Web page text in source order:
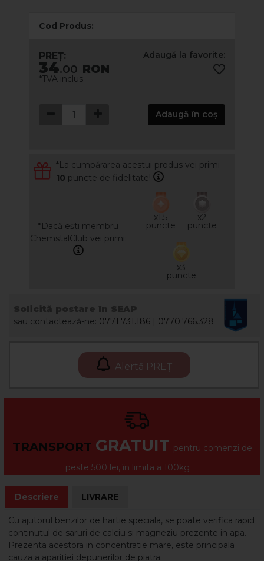
Cod Produs:
Adaugă la favorite:
PREȚ:
34.00 RON
*TVA inclus
Adaugă în coș
*La cumpărarea acestui produs vei primi
10 puncte de fidelitate!
*Dacă ești membru
ChemstalClub vei primi:
x1.5
puncte
x2
puncte
x3
puncte
sau contactează-ne: 0771.731.186 | 0770.766.328
Alertă PREȚ
TRANSPORT GRATUIT pentru comenzi de
peste 500 lei, în limita a 100kg
Descriere LIVRARE
Cu ajutorul benzilor de hartie speciala, se poate verifica rapid
continutul de saruri de calciu si magneziu prezente in apa.
Prezenta acestora in concentratie mare, este principala
cauza a aparitiei depunerilor de piatra.